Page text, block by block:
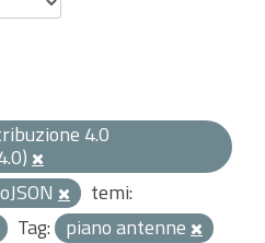
4.0
temi:
Tag: piano antenne